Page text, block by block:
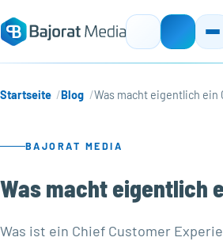
Startseite Blog Was macht eigentlich ein
BAJORAT MEDIA
Was macht eigentlich
Was ist ein Chief Customer